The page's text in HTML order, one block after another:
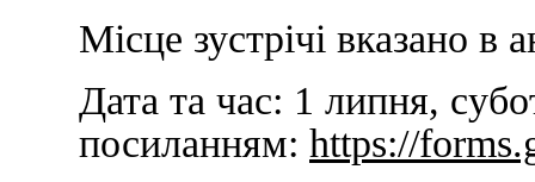
Місце зустрічі вказано в
Дата та час: 1 липня,
посиланням: https://